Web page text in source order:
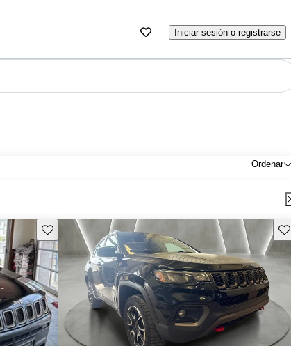
Iniciar sesión o registrarse
Ordenar
Guarda este Aviso